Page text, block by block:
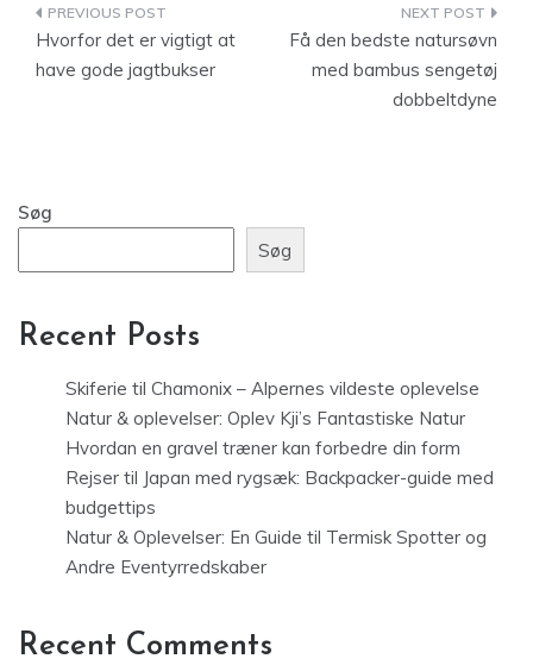
Indlægsnavigation
Hvorfor det er vigtigt at
have gode jagtbukser
Få den bedste natursøvn
med bambus sengetøj
dobbeltdyne
Søg
Søg
Recent Posts
Skiferie til Chamonix – Alpernes vildeste oplevelse
Natur & oplevelser: Oplev Kji’s Fantastiske Natur
Hvordan en gravel træner kan forbedre din form
Rejser til Japan med rygsæk: Backpacker-guide med
budgettips
Natur & Oplevelser: En Guide til Termisk Spotter og
Andre Eventyrredskaber
Recent Comments